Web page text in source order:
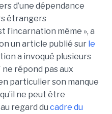
d’une dépendance
étrangers
l’incarnation même », a
un article publié sur le
a invoqué plusieurs
répond pas aux
particulier son manque
ne peut être
regard du cadre du